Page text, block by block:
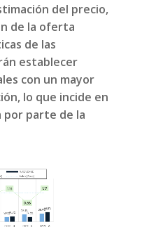
del precio,
de la oferta
de las
establecer
con un mayor
lo que incide en
por parte de la